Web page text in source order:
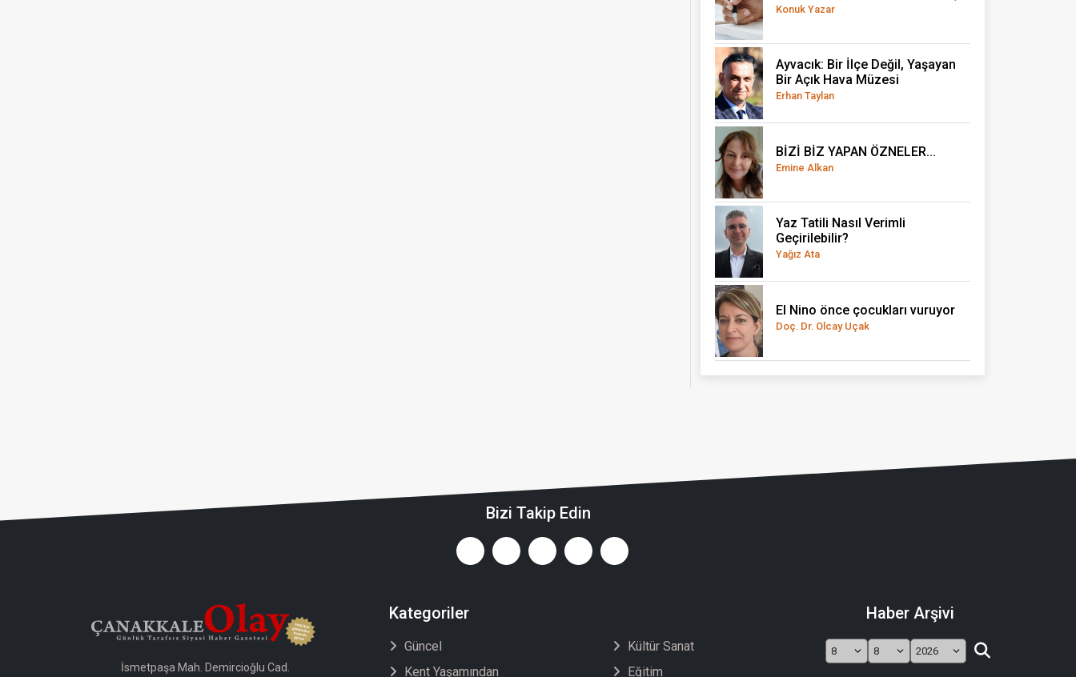
Konuk Yazar
Ayvacık: Bir İlçe Değil, Yaşayan
Bir Açık Hava Müzesi
Erhan Taylan
BİZİ BİZ YAPAN ÖZNELER...
Emine Alkan
Yaz Tatili Nasıl Verimli
Geçirilebilir?
Yağız Ata
El Nino önce çocukları vuruyor
Doç. Dr. Olcay Uçak
Bizi Takip Edin
İsmetpaşa Mah. Demircioğlu Cad.
Kategoriler
Güncel
Kent Yaşamından
Kültür Sanat
Eğitim
Haber Arşivi